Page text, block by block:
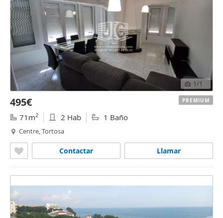
1/1
495€
71m2 2 Hab 1 Baño
Centre, Tortosa
Llamar
Contactar
PREMIUM